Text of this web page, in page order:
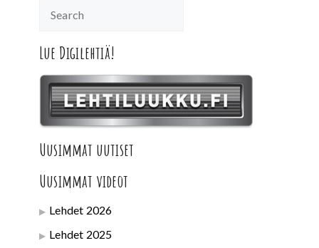
Lue Digilehtiä!
Uusimmat uutiset
Uusimmat videot
Lehdet 2026
Lehdet 2025